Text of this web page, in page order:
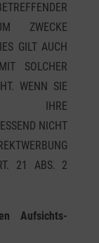
ZWECKE
GILT AUCH
SOLCHER
WENN SIE
IHRE
NICHT
21 ABS. 2
Aufsichts­